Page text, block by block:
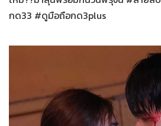
กด33 #ดูมือถือกด3plus